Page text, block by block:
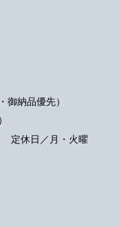
御納品優先）
定休日／月・火曜